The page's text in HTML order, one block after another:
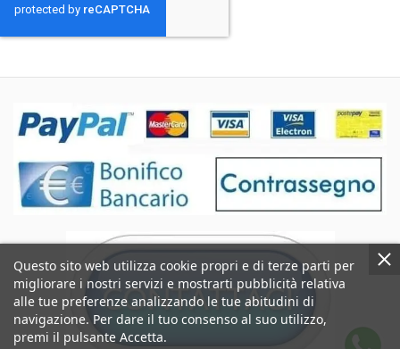
Questo sito web utilizza cookie propri e di terze parti per
migliorare i nostri servizi e mostrarti pubblicità relativa
alle tue preferenze analizzando le tue abitudini di
navigazione. Per dare il tuo consenso al suo utilizzo,
premi il pulsante Accetta.